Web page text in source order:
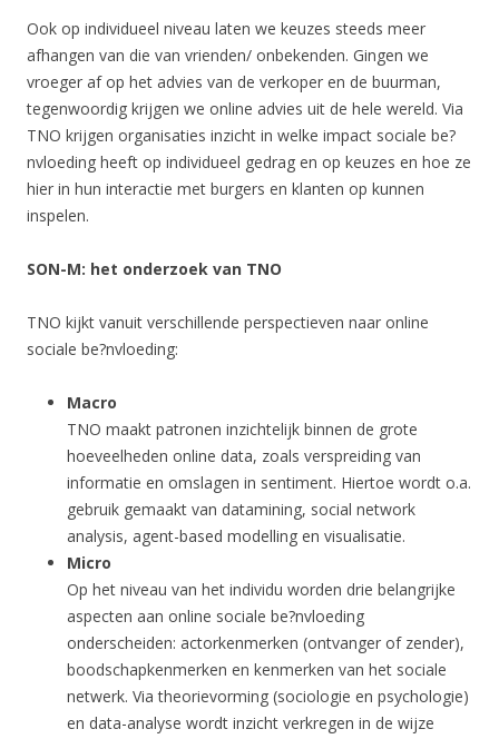
Ook op individueel niveau laten we keuzes steeds meer
afhangen van die van vrienden/ onbekenden. Gingen we
vroeger af op het advies van de verkoper en de buurman,
tegenwoordig krijgen we online advies uit de hele wereld. Via
TNO krijgen organisaties inzicht in welke impact sociale be?
nvloeding heeft op individueel gedrag en op keuzes en hoe ze
hier in hun interactie met burgers en klanten op kunnen
inspelen.
SON-M: het onderzoek van TNO
TNO kijkt vanuit verschillende perspectieven naar online
sociale be?nvloeding:
Macro
TNO maakt patronen inzichtelijk binnen de grote
hoeveelheden online data, zoals verspreiding van
informatie en omslagen in sentiment. Hiertoe wordt o.a.
gebruik gemaakt van datamining, social network
analysis, agent-based modelling en visualisatie.
Micro
Op het niveau van het individu worden drie belangrijke
aspecten aan online sociale be?nvloeding
onderscheiden: actorkenmerken (ontvanger of zender),
boodschapkenmerken en kenmerken van het sociale
netwerk. Via theorievorming (sociologie en psychologie)
en data-analyse wordt inzicht verkregen in de wijze